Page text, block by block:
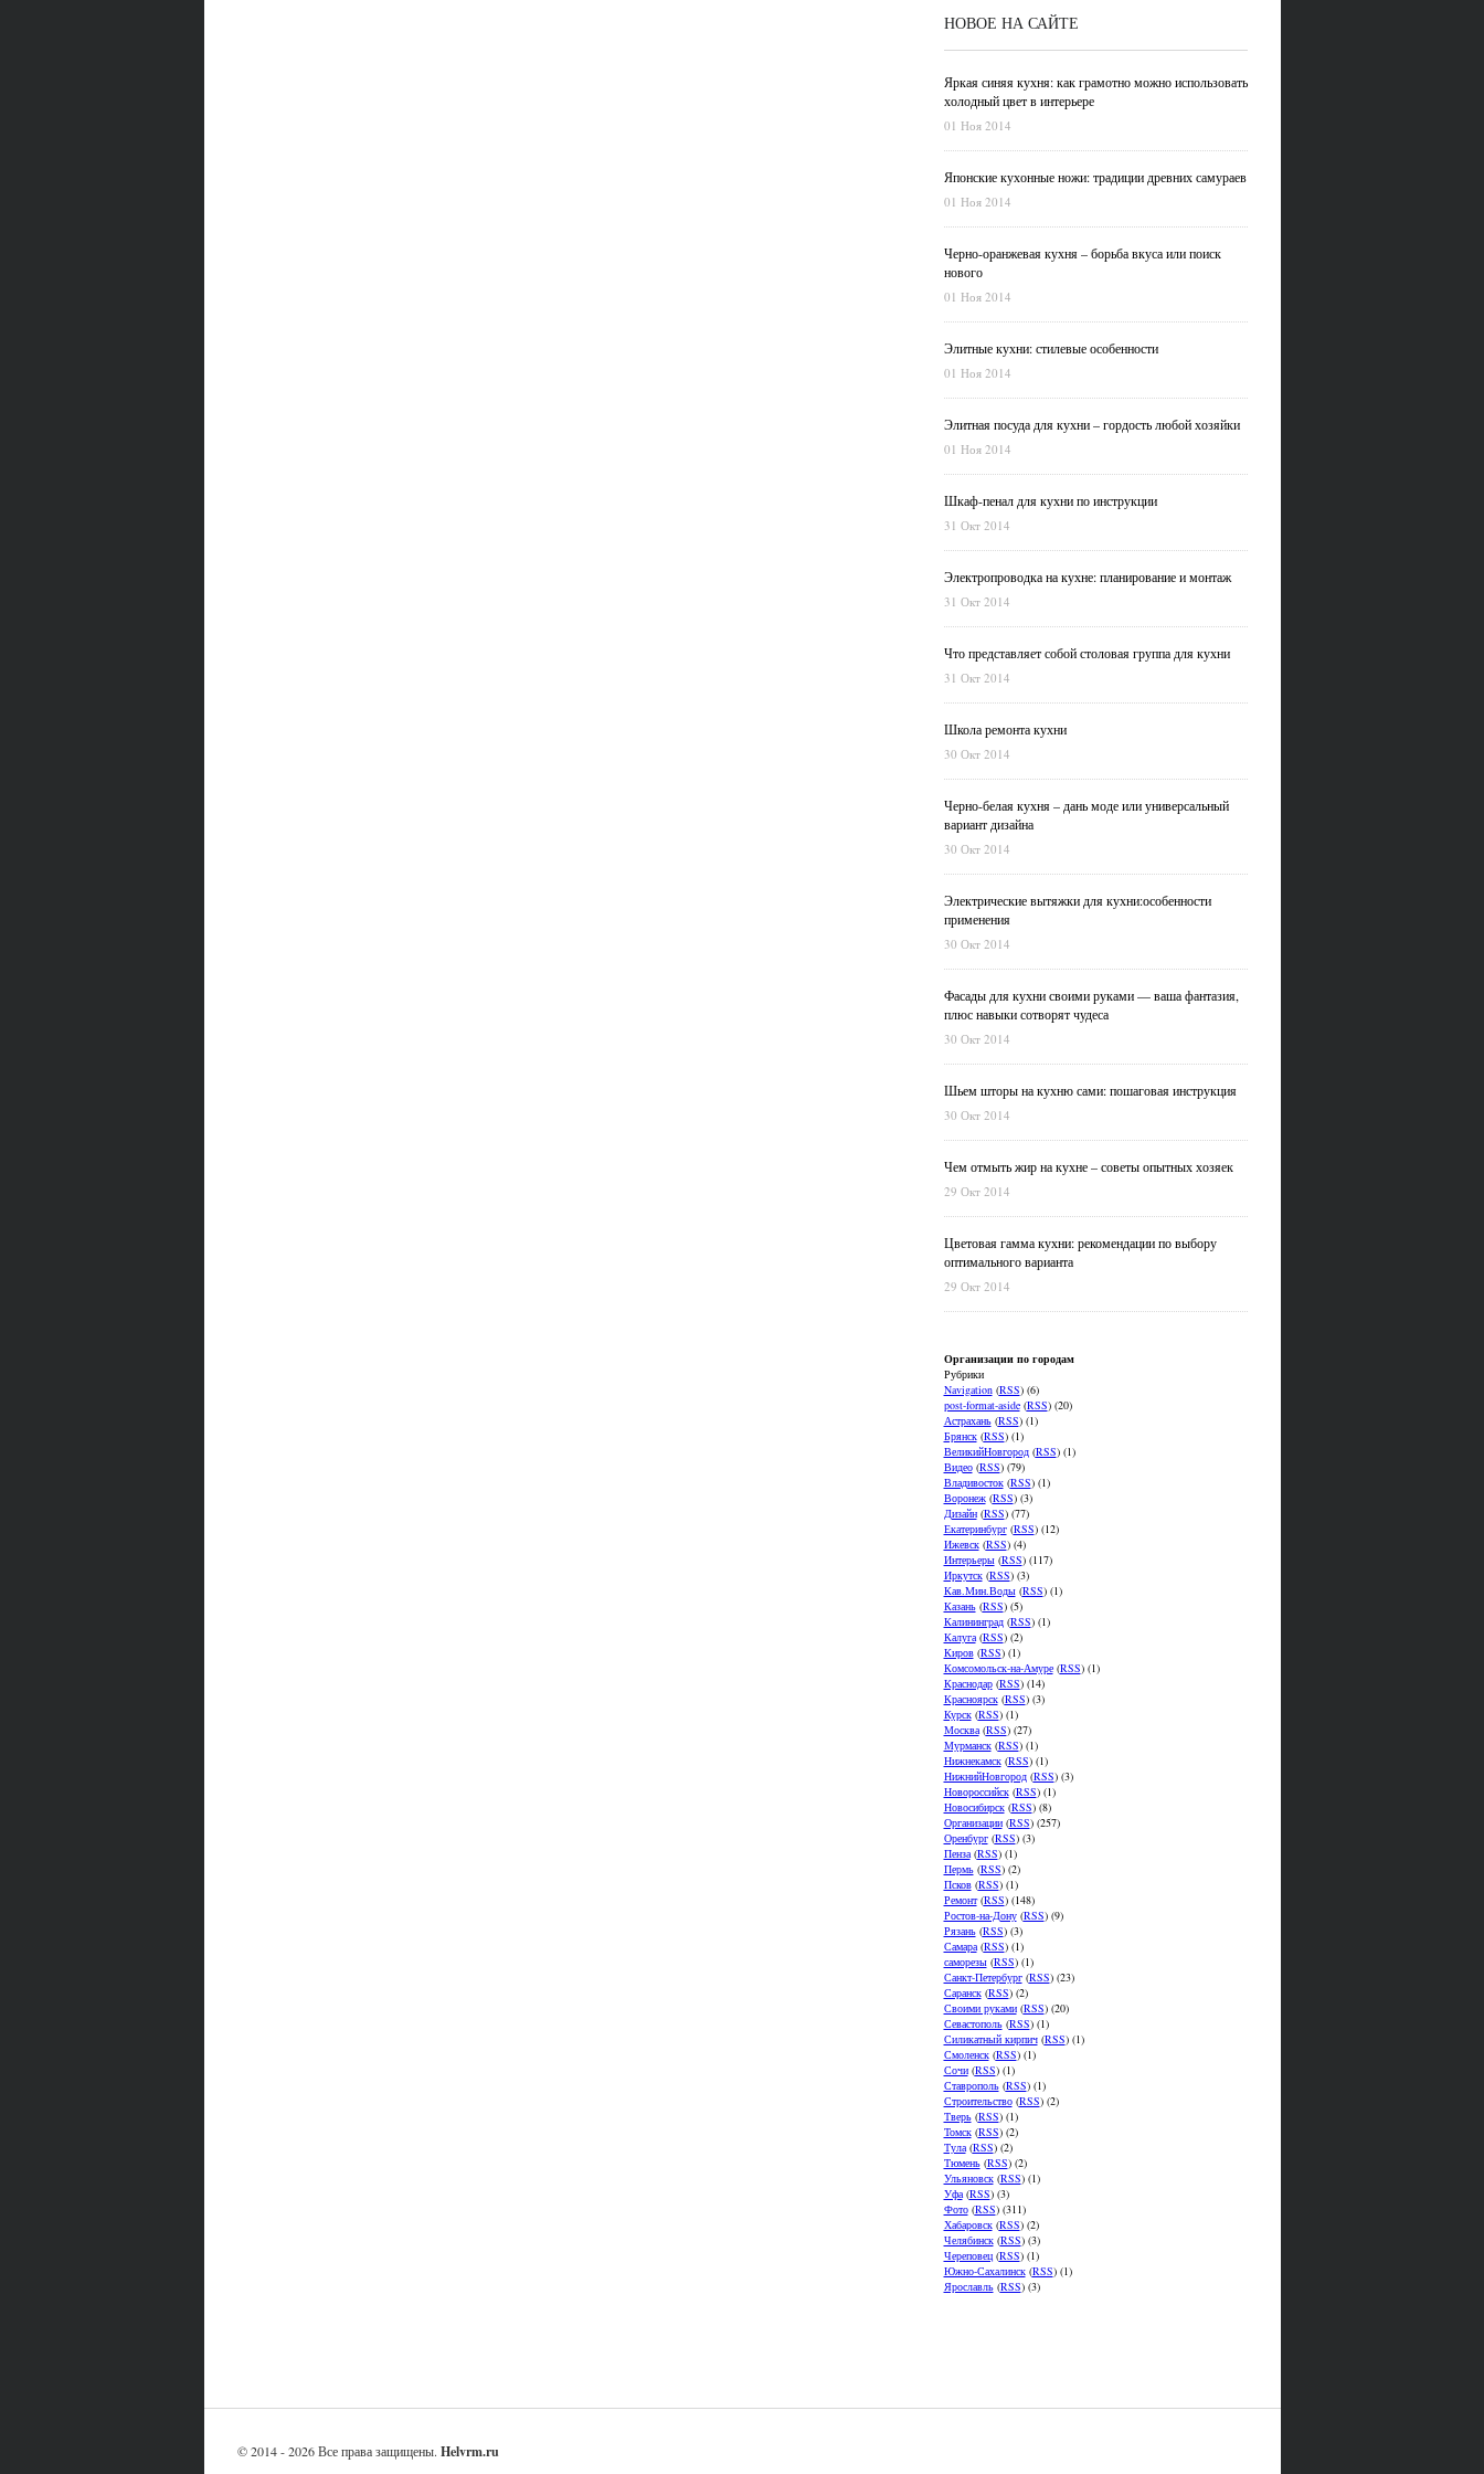
НОВОЕ НА САЙТЕ
Яркая синяя кухня: как грамотно можно использовать
холодный цвет в интерьере
01 Ноя 2014
Японские кухонные ножи: традиции древних самураев
01 Ноя 2014
Черно-оранжевая кухня – борьба вкуса или поиск
нового
01 Ноя 2014
Элитные кухни: стилевые особенности
01 Ноя 2014
Элитная посуда для кухни – гордость любой хозяйки
01 Ноя 2014
Шкаф-пенал для кухни по инструкции
31 Окт 2014
Электропроводка на кухне: планирование и монтаж
31 Окт 2014
Что представляет собой столовая группа для кухни
31 Окт 2014
Школа ремонта кухни
30 Окт 2014
Черно-белая кухня – дань моде или универсальный
вариант дизайна
30 Окт 2014
Электрические вытяжки для кухни:особенности
применения
30 Окт 2014
Фасады для кухни своими руками — ваша фантазия,
плюс навыки сотворят чудеса
30 Окт 2014
Шьем шторы на кухню сами: пошаговая инструкция
30 Окт 2014
Чем отмыть жир на кухне – советы опытных хозяек
29 Окт 2014
Цветовая гамма кухни: рекомендации по выбору
оптимального варианта
29 Окт 2014
Организации по городам
Рубрики
Navigation(RSS) (6)
post-format-aside(RSS) (20)
Астрахань(RSS) (1)
Брянск(RSS) (1)
ВеликийНовгород(RSS) (1)
Видео(RSS) (79)
Владивосток(RSS) (1)
Воронеж(RSS) (3)
Дизайн(RSS) (77)
Екатеринбург(RSS) (12)
Ижевск(RSS) (4)
Интерьеры(RSS) (117)
Иркутск(RSS) (3)
Кав.Мин.Воды(RSS) (1)
Казань(RSS) (5)
Калининград(RSS) (1)
Калуга(RSS) (2)
Киров(RSS) (1)
Комсомольск-на-Амуре(RSS) (1)
Краснодар(RSS) (14)
Красноярск(RSS) (3)
Курск(RSS) (1)
Москва(RSS) (27)
Мурманск(RSS) (1)
Нижнекамск(RSS) (1)
НижнийНовгород(RSS) (3)
Новороссийск(RSS) (1)
Новосибирск(RSS) (8)
Организации(RSS) (257)
Оренбург(RSS) (3)
Пенза(RSS) (1)
Пермь(RSS) (2)
Псков(RSS) (1)
Ремонт(RSS) (148)
Ростов-на-Дону(RSS) (9)
Рязань(RSS) (3)
Самара(RSS) (1)
саморезы(RSS) (1)
Санкт-Петербург(RSS) (23)
Саранск(RSS) (2)
Своими руками(RSS) (20)
Севастополь(RSS) (1)
Силикатный кирпич(RSS) (1)
Смоленск(RSS) (1)
Сочи(RSS) (1)
Ставрополь(RSS) (1)
Строительство(RSS) (2)
Тверь(RSS) (1)
Томск(RSS) (2)
Тула(RSS) (2)
Тюмень(RSS) (2)
Ульяновск(RSS) (1)
Уфа(RSS) (3)
Фото(RSS) (311)
Хабаровск(RSS) (2)
Челябинск(RSS) (3)
Череповец(RSS) (1)
Южно-Сахалинск(RSS) (1)
Ярославль(RSS) (3)
© 2014 - 2026 Все права защищены. Helvrm.ru